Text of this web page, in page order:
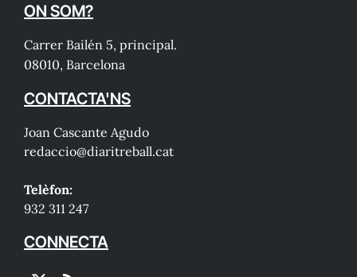
ON SOM?
Carrer Bailén 5, principal.
08010, Barcelona
CONTACTA'NS
Joan Cascante Agudo
redaccio@diaritreball.cat
Telèfon:
932 311 247
CONNECTA